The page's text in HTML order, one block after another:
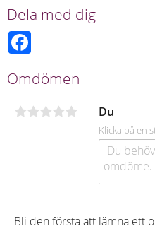
Dela med dig
b
o
k
Omdömen
Du
Klicka på en
Bli den första att lämna ett